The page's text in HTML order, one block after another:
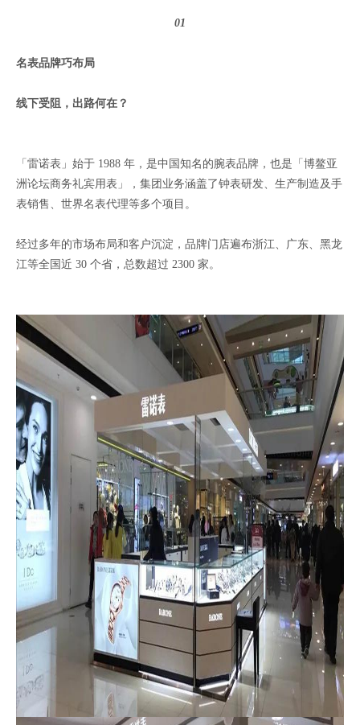
01
名表品牌巧布局
线下受阻，出路何在？
「雷诺表」始于 1988 年，是中国知名的腕表品牌，也是「博鳌亚
洲论坛商务礼宾用表」，集团业务涵盖了钟表研发、生产制造及手
表销售、世界名表代理等多个项目。
经过多年的市场布局和客户沉淀，品牌门店遍布浙江、广东、黑龙
江等全国近 30 个省，总数超过 2300 家。